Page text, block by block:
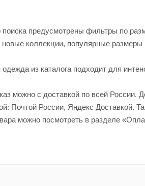
предусмотрены фильтры по
коллекции, популярные размеры
из каталога подходит для
можно с доставкой по всей России.
Почтой России, Яндекс
можно посмотреть в разделе